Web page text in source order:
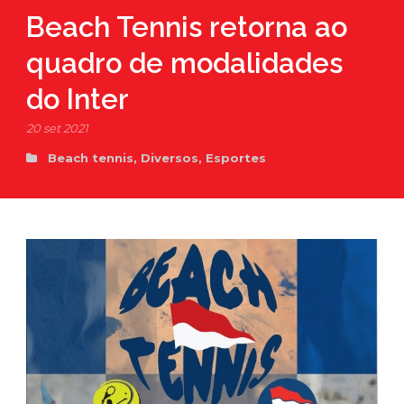
Beach Tennis retorna ao
quadro de modalidades
do Inter
20 set 2021
Beach tennis, Diversos, Esportes